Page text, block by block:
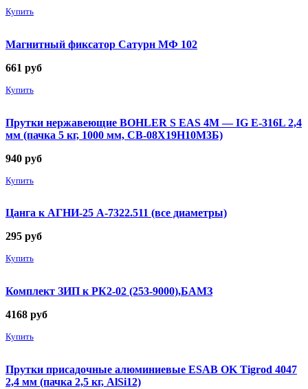
Купить
Магнитный фиксатор Сатурн МФ 102
661 руб
Купить
Прутки нержавеющие BOHLER S EAS 4M — IG E-316L 2,4
мм (пачка 5 кг, 1000 мм, СВ-08Х19Н10М3Б)
940 руб
Купить
Цанга к АГНИ-25 А-7322.511 (все диаметры)
295 руб
Купить
Комплект ЗИП к РК2-02 (253-9000),БАМЗ
4168 руб
Купить
Прутки присадочные алюминиевые ESAB OK Tigrod 4047
2,4 мм (пачка 2,5 кг, AlSi12)